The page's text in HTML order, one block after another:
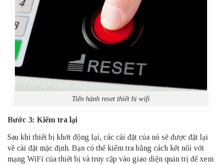
Tiến hành reset thiết bị wifi
Bước 3: Kiểm tra lại
Sau khi thiết bị khởi động lại, các cài đặt của nó sẽ được đặt lại
về cài đặt mặc định. Bạn có thể kiểm tra bằng cách kết nối với
mạng WiFi của thiết bị và truy cập vào giao diện quản trị để xem